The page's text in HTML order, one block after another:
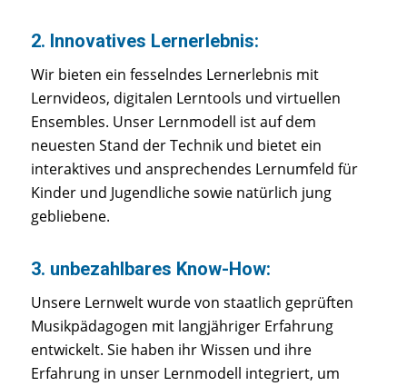
2. Innovatives Lernerlebnis:
Wir bieten ein fesselndes Lernerlebnis mit
Lernvideos, digitalen Lerntools und virtuellen
Ensembles. Unser Lernmodell ist auf dem
neuesten Stand der Technik und bietet ein
interaktives und ansprechendes Lernumfeld für
Kinder und Jugendliche sowie natürlich jung
gebliebene.
3. unbezahlbares Know-How:
Unsere Lernwelt wurde von staatlich geprüften
Musikpädagogen mit langjähriger Erfahrung
entwickelt. Sie haben ihr Wissen und ihre
Erfahrung in unser Lernmodell integriert, um